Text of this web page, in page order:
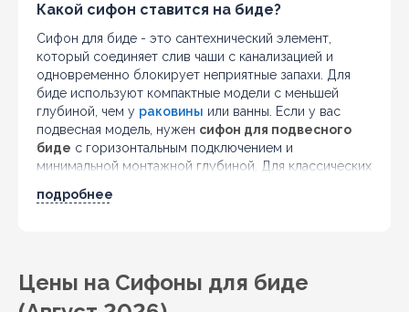
Какой сифон ставится на биде?
Сифон для биде - это сантехнический элемент,
который соединяет слив чаши с канализацией и
одновременно блокирует неприятные запахи. Для
биде используют компактные модели с меньшей
глубиной, чем у раковины или ванны. Если у вас
подвесная модель, нужен сифон для подвесного
биде с горизонтальным подключением и
минимальной монтажной глубиной. Для классических
напольных моделей подходит сифон для
бидес вертикальным или универсальным выходом.
размеры и аккуратный внешний вид. Часто
коммуникации остаются частично на виду, поэтому
подробнее
Цены на Сифоны для биде